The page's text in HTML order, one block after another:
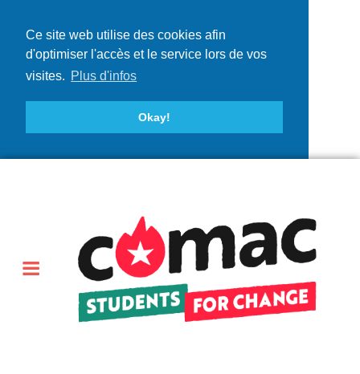
Ce site web utilise des cookies afin
d'optimiser l'accès et le service lors de vos
visites. Plus d'infos
Okay!